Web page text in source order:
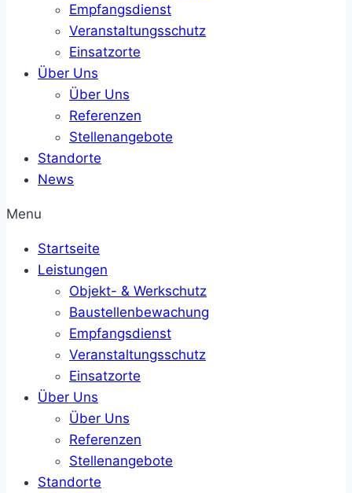
Empfangsdienst
Veranstaltungsschutz
Einsatzorte
Über Uns
Über Uns
Referenzen
Stellenangebote
Standorte
News
Menu
Startseite
Leistungen
Objekt- & Werkschutz
Baustellenbewachung
Empfangsdienst
Veranstaltungsschutz
Einsatzorte
Über Uns
Über Uns
Referenzen
Stellenangebote
Standorte